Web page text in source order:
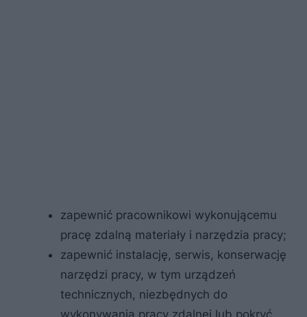
zapewnić pracownikowi wykonującemu
pracę zdalną materiały i narzędzia pracy;
zapewnić instalację, serwis, konserwację
narzędzi pracy, w tym urządzeń
technicznych, niezbędnych do
wykonywania pracy zdalnej lub pokryć